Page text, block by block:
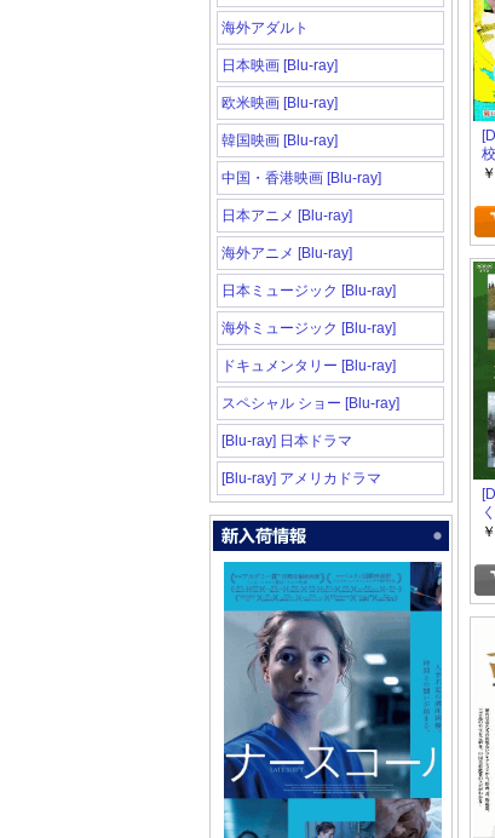
海外アダルト
日本映画 [Blu-ray]
欧米映画 [Blu-ray]
韓国映画 [Blu-ray]
中国・香港映画 [Blu-ray]
日本アニメ [Blu-ray]
海外アニメ [Blu-ray]
日本ミュージック [Blu-ray]
海外ミュージック [Blu-ray]
ドキュメンタリー [Blu-ray]
スペシャル ショー [Blu-ray]
[Blu-ray] 日本ドラマ
[Blu-ray] アメリカドラマ
旅